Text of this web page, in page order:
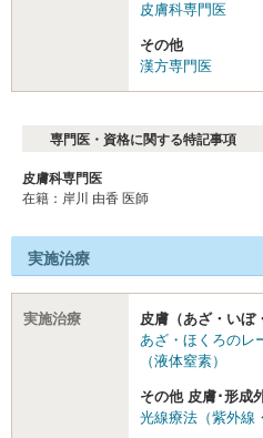
皮膚科専門医
その他
漢方専門医
専門医・資格に関する特記事項
皮膚科専門医
在籍：岸川 由香 医師
実施治療
実施治療
皮膚（あざ・いぼ
あざ・ほくろのレ
（液体窒素）
その他 皮膚･形成
光線療法（紫外線